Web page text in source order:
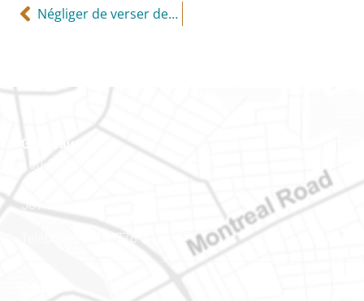
Négliger de verser des acomptes provisionnels peut être coûteux!
Gatineau
100-200, rue Montcalm
Gatineau (Québec)
J8Y 3B5
Téléphone : 819-778-2428